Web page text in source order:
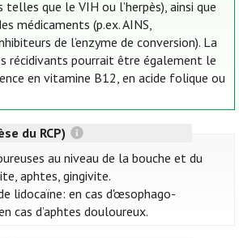
que le VIH ou l’herpès), ainsi que
médicaments (p.ex. AINS,
de l’enzyme de conversion). La
récidivants pourrait être également le
en vitamine B12, en acide folique ou
du RCP)
au niveau de la bouche et du
aphtes, gingivite.
lidocaïne: en cas d'œsophago-
cas d’aphtes douloureux.